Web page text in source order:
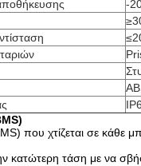
-
που χτίζεται σε κάθε
κατώτερη τάση με να